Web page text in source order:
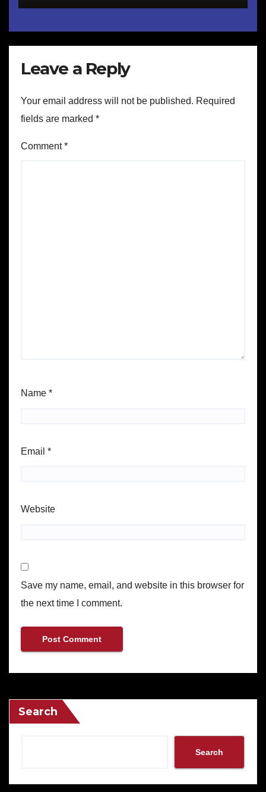
Ekologis hingga Rapat Kerja
Leave a Reply
Your email address will not be published. Required
fields are marked *
Comment*
Name *
Email *
Website
Save my name, email, and website in this browser for
the next time I comment.
Search
Search